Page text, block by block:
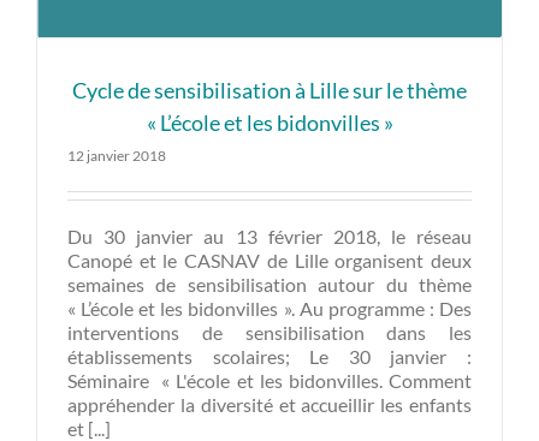
Cycle de sensibilisation à Lille sur le thème
« L’école et les bidonvilles »
12 janvier 2018
Du 30 janvier au 13 février 2018, le réseau
Canopé et le CASNAV de Lille organisent deux
semaines de sensibilisation autour du thème
« L’école et les bidonvilles ». Au programme : Des
interventions de sensibilisation dans les
établissements scolaires; Le 30 janvier :
Séminaire « L'école et les bidonvilles. Comment
appréhender la diversité et accueillir les enfants
et [...]